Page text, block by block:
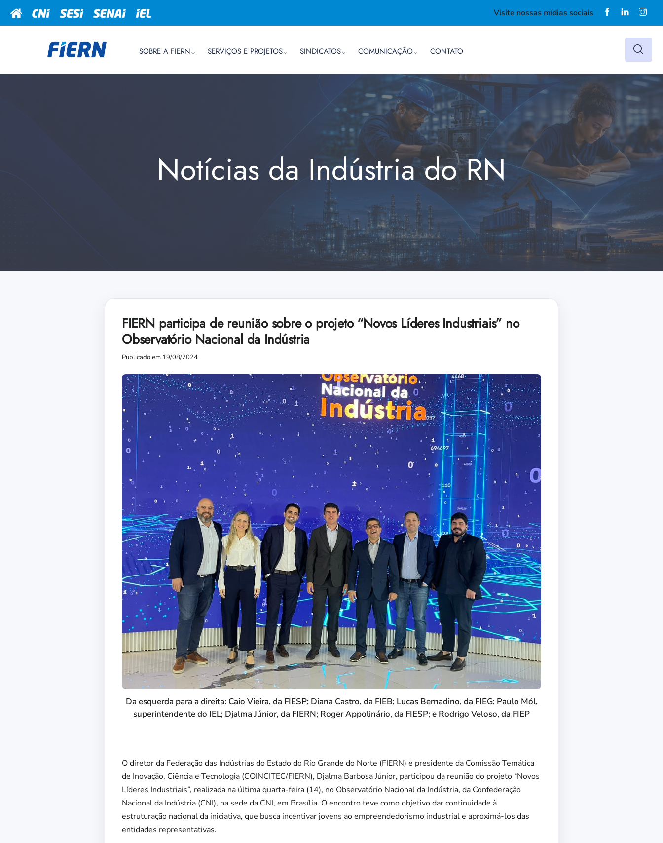
Visite nossas mídias sociais
SOBRE A FIERN SERVIÇOS E PROJETOS SINDICATOS COMUNICAÇÃO CONTATO
Notícias da Indústria do RN
FIERN participa de reunião sobre o projeto “Novos Líderes Industriais” no
Observatório Nacional da Indústria
Publicado em 19/08/2024
Da esquerda para a direita: Caio Vieira, da FIESP; Diana Castro, da FIEB; Lucas Bernadino, da FIEG; Paulo Mól,
superintendente do IEL; Djalma Júnior, da FIERN; Roger Appolinário, da FIESP; e Rodrigo Veloso, da FIEP
O diretor da Federação das Indústrias do Estado do Rio Grande do Norte (FIERN) e presidente da Comissão Temática
de Inovação, Ciência e Tecnologia (COINCITEC/FIERN), Djalma Barbosa Júnior, participou da reunião do projeto “Novos
Líderes Industriais”, realizada na última quarta-feira (14), no Observatório Nacional da Indústria, da Confederação
Nacional da Indústria (CNI), na sede da CNI, em Brasília. O encontro teve como objetivo dar continuidade à
estruturação nacional da iniciativa, que busca incentivar jovens ao empreendedorismo industrial e aproximá-los das
entidades representativas.